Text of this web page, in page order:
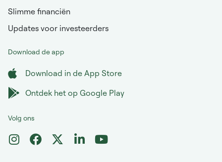
Slimme financiën
Updates voor investeerders
Download de app
Download in de App Store
Ontdek het op Google Play
Volg ons